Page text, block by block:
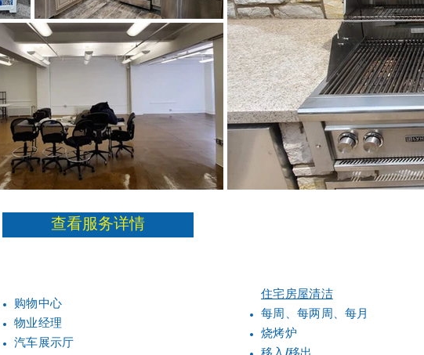
查看服务详情
购物中心
物业经理
汽车展示厅
住宅房屋清洁
每周、每两周、每月
烧烤炉